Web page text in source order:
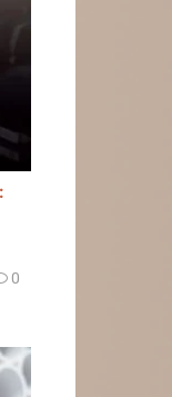
0